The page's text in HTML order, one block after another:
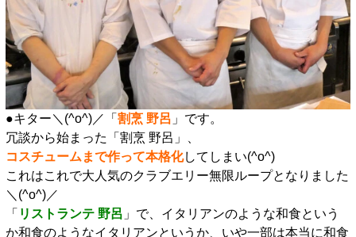
●キター＼(^o^)／「 割烹 野呂 」です。
冗談から始まった「割烹 野呂」、
コスチュームまで作って本格化してしまい(^o^)
これはこれで大人気のクラブエリー無限ループとなりました
＼(^o^)／
「 リストランテ 野呂 」で、イタリアンのような和食という
か和食のようなイタリアンというか、いや一部は本当に和食